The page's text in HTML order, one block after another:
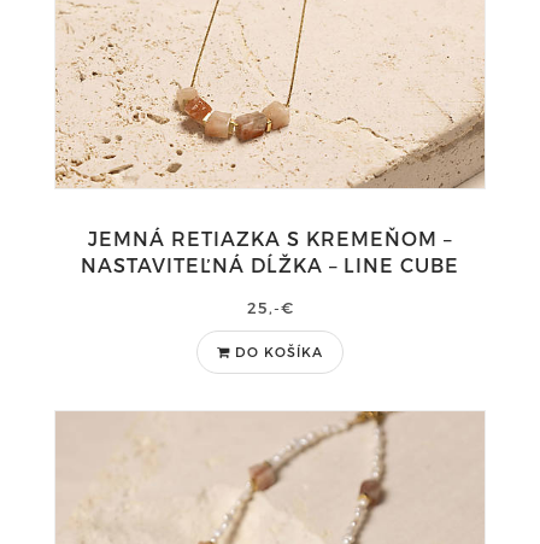
JEMNÁ RETIAZKA S KREMEŇOM –
NASTAVITEĽNÁ DĹŽKA – LINE CUBE
25,-€
DO KOŠÍKA